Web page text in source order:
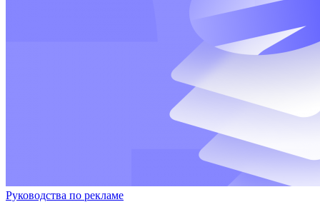
Руководства по рекламе